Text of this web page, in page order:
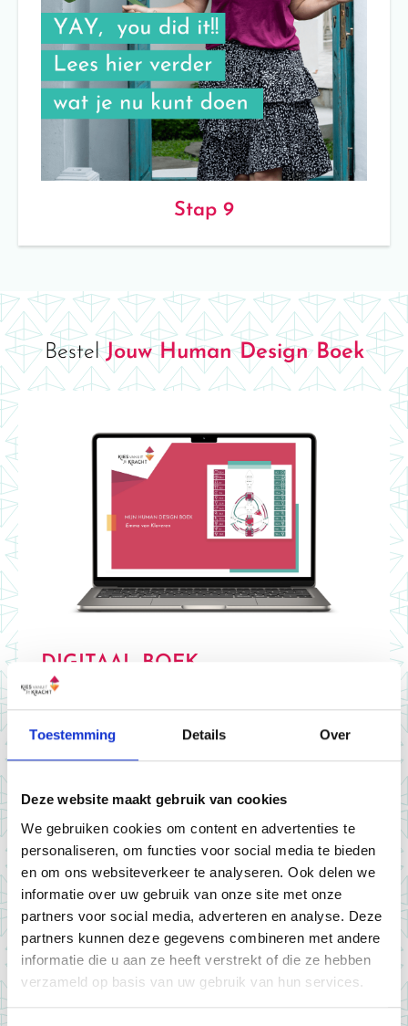
Toestemming Details Over
Deze website maakt gebruik van cookies
We gebruiken cookies om content en advertenties te
personaliseren, om functies voor social media te bieden
en om ons websiteverkeer te analyseren. Ook delen we
informatie over uw gebruik van onze site met onze
partners voor social media, adverteren en analyse. Deze
partners kunnen deze gegevens combineren met andere
informatie die u aan ze heeft verstrekt of die ze hebben
verzameld op basis van uw gebruik van hun services.
Stap 9
BestelJouw Human Design Boek
DIGITAAL BOEK
Een op maat digitaal Human Design Boek van
€111,00 incl. BTW
Bestellen